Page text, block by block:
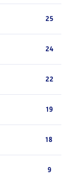
25
24
22
19
18
9